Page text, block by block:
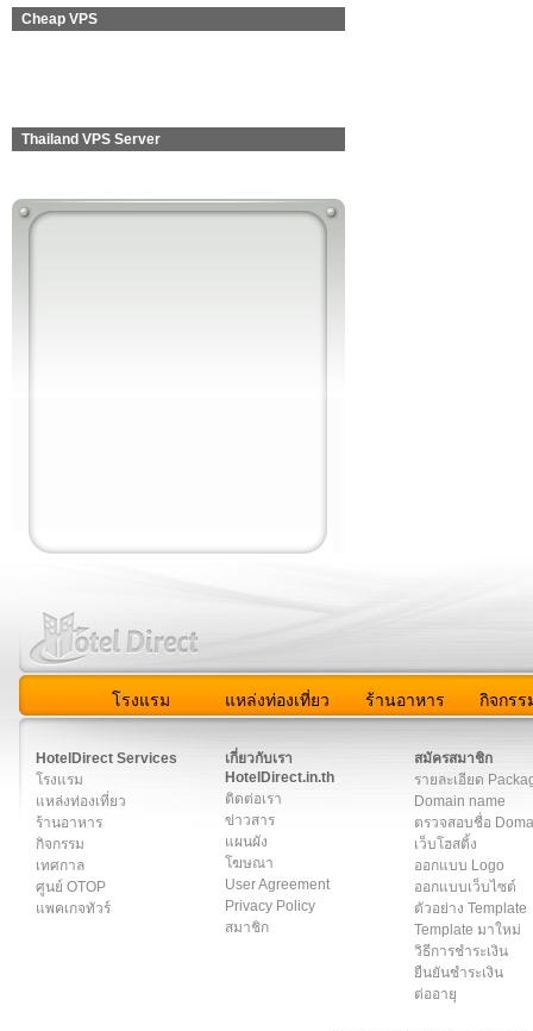
Cheap VPS
Thailand VPS Server
โรงแรม แหล่งท่องเที่ยว ร้านอาหาร กิจกรร
HotelDirect Services
โรงแรม
แหล่งท่องเที่ยว
ร้านอาหาร
กิจกรรม
เทศกาล
ศูนย์ OTOP
แพคเกจทัวร์
เกี่ยวกับเรา
HotelDirect.in.th
ติดต่อเรา
ข่าวสาร
แผนผัง
โฆษณา
User Agreement
Privacy Policy
สมาชิก
สมัครสมาชิก
รายละเอียด
Domain name
ตรวจสอบชื่อ
เว็บโฮสติ้ง
ออกแบบ Logo
ออกแบบเว็บไซต์
ตัวอย่าง Template
Template มาใหม่
วิธีการชำระเงิน
ยืนยันชำระเงิน
ต่ออายุ